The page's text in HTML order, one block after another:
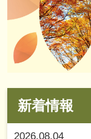
新着情報
2026.08.04